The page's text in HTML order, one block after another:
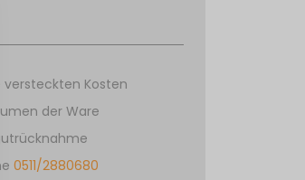
versteckten Kosten
der Ware
0511/2880680